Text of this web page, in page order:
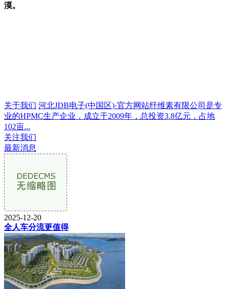
漠。
关于我们 河北JDB电子(中国区)·官方网站纤维素有限公司是专
业的HPMC生产企业，成立于2009年，总投资3.8亿元，占地
102亩...
关注我们
最新消息
2025-12-20
全人车分流更值得